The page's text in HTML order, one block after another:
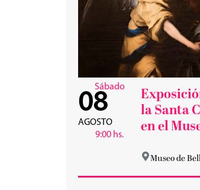
Sábado
08
AGOSTO
9:00 hs.
la Santa
en el
Museo de